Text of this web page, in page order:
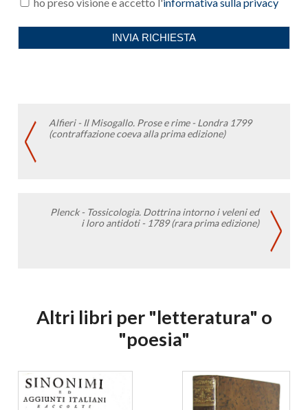
Alfieri - Il Misogallo. Prose e rime - Londra 1799
(contraffazione coeva alla prima edizione)
Plenck - Tossicologia. Dottrina intorno i veleni ed
i loro antidoti - 1789 (rara prima edizione)
Altri libri per "letteratura" o
"poesia"